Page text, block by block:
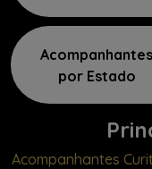
Acompanhantes
por Estado
Acompanhantes